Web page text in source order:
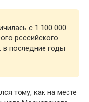
с 1 100 000
российского
в последние годы
тому, как на месте